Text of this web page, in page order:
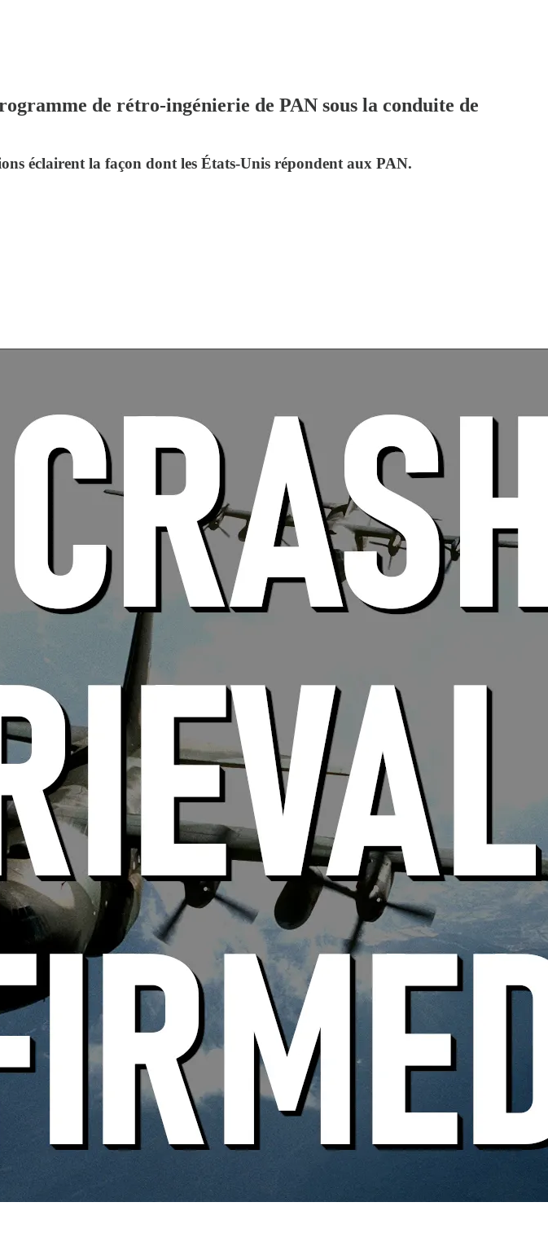
de rétro-ingénierie de PAN sous la conduite de
éclairent la façon dont les États-Unis répondent aux PAN.